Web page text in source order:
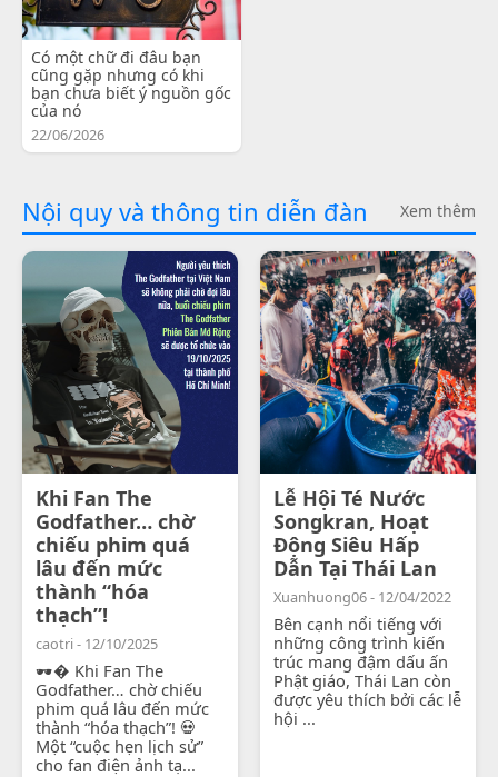
Có một chữ đi đâu bạn
cũng gặp nhưng có khi
bạn chưa biết ý nguồn gốc
của nó
22/06/2026
Nội quy và thông tin diễn đàn Xem thêm
Khi Fan The
Godfather… chờ
chiếu phim quá
lâu đến mức
thành “hóa
thạch”!
caotri - 12/10/2025
🕶� Khi Fan The
Godfather… chờ chiếu
phim quá lâu đến mức
thành “hóa thạch”! 💀
Một “cuộc hẹn lịch sử”
cho fan điện ảnh tạ...
Lễ Hội Té Nước
Songkran, Hoạt
Động Siêu Hấp
Dẫn Tại Thái Lan
Xuanhuong06 - 12/04/2022
Bên cạnh nổi tiếng với
những công trình kiến
trúc mang đậm dấu ấn
Phật giáo, Thái Lan còn
được yêu thích bởi các lễ
hội ...